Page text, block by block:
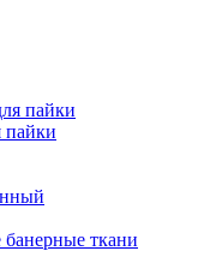
пайки
ткани